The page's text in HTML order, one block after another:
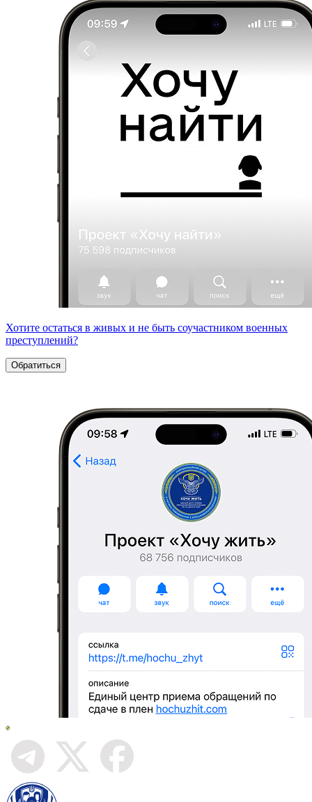
Хотите остаться в живых и не быть соучастником военных
преступлений?
Обратиться